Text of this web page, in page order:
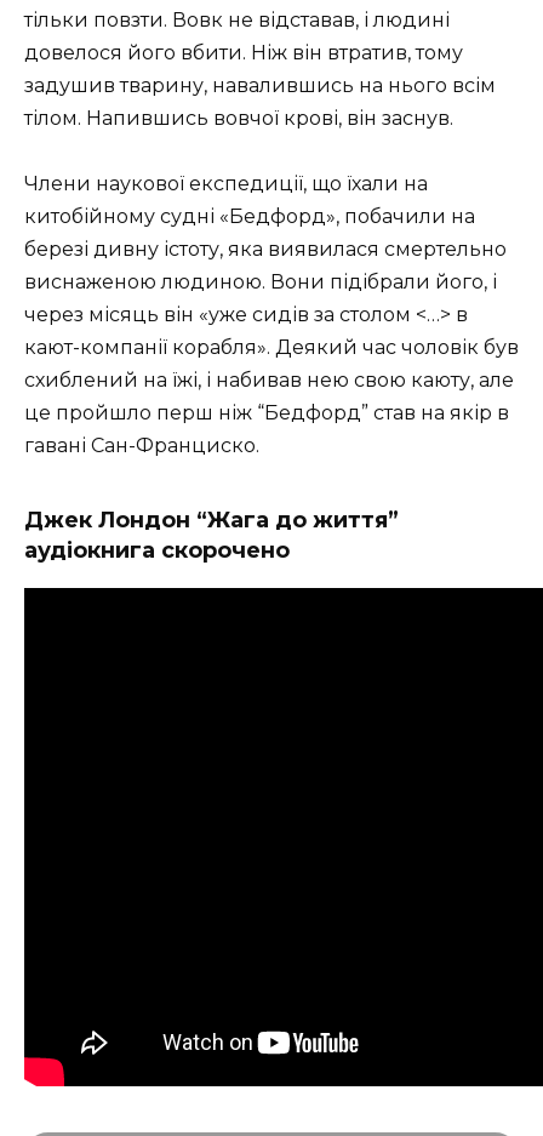
тільки повзти. Вовк не відставав, і людині
довелося його вбити. Ніж він втратив, тому
задушив тварину, навалившись на нього всім
тілом. Напившись вовчої крові, він заснув.
Члени наукової експедиції, що їхали на
китобійному судні «Бедфорд», побачили на
березі дивну істоту, яка виявилася смертельно
виснаженою людиною. Вони підібрали його, і
через місяць він «уже сидів за столом <…> в
кают-компанії корабля». Деякий час чоловік був
схиблений на їжі, і набивав нею свою каюту, але
це пройшло перш ніж “Бедфорд” став на якір в
гавані Сан-Франциско.
Джек Лондон “Жага до життя”
аудіокнига скорочено